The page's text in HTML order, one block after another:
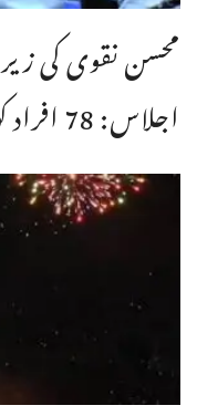
محسن نقوی کی
اجلاس: 78 افراد کو سول ایوارڈز دینے ...